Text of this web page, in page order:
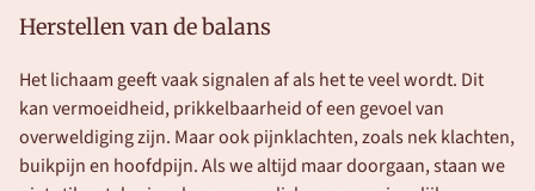
Herstellen van de balans
Het lichaam geeft vaak signalen af als het te veel wordt. Dit
kan vermoeidheid, prikkelbaarheid of een gevoel van
overweldiging zijn. Maar ook pijnklachten, zoals nek klachten,
buikpijn en hoofdpijn. Als we altijd maar doorgaan, staan we